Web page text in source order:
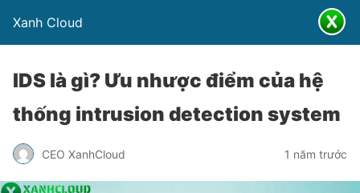
Xanh Cloud
IDS là gì? Ưu nhược điểm của hệ
thống intrusion detection system
CEO XanhCloud 1 năm trước